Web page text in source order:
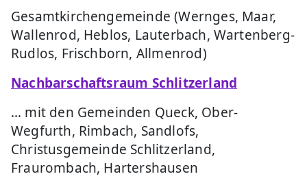
Gesamtkirchengemeinde (Wernges, Maar,
Wallenrod, Heblos, Lauterbach, Wartenberg-
Rudlos, Frischborn, Allmenrod)
Nachbarschaftsraum Schlitzerland
… mit den Gemeinden Queck, Ober-
Wegfurth, Rimbach, Sandlofs,
Christusgemeinde Schlitzerland,
Fraurombach, Hartershausen